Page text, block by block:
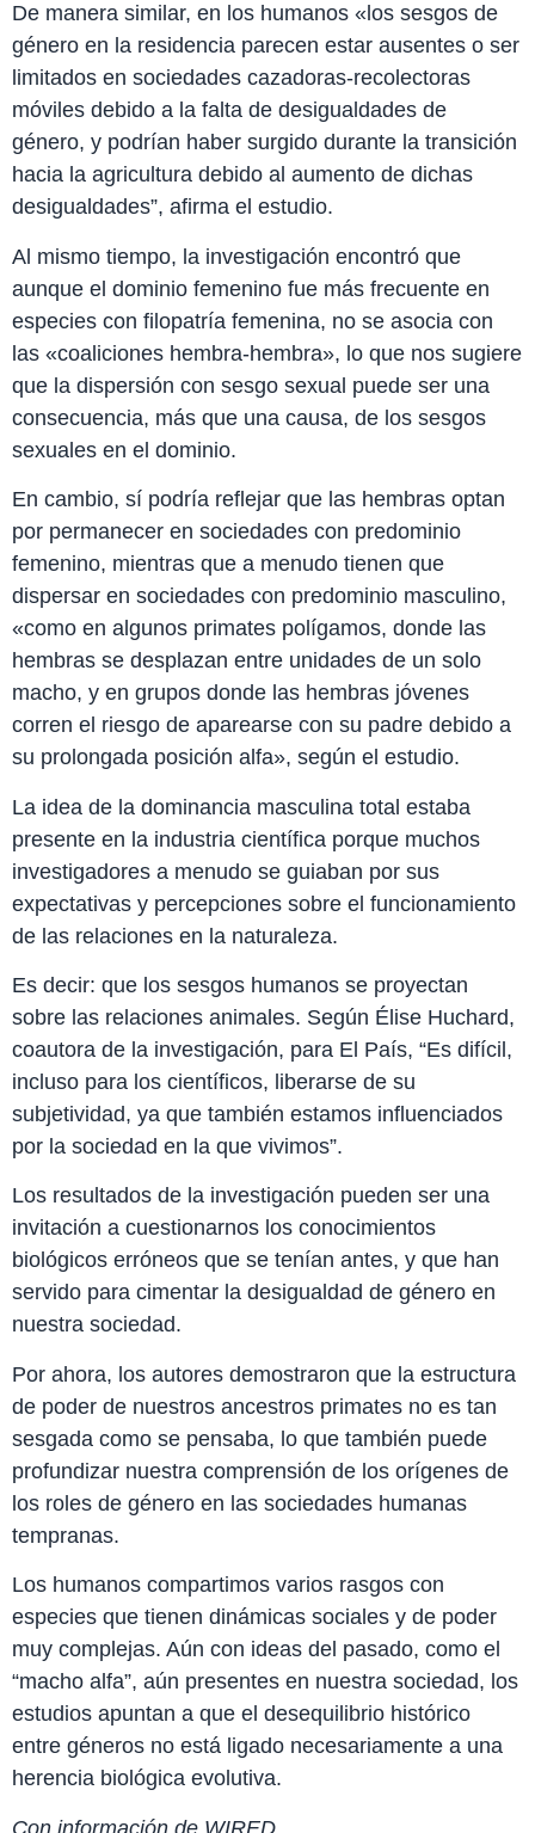
De manera similar, en los humanos «los sesgos de
género en la residencia parecen estar ausentes o ser
limitados en sociedades cazadoras-recolectoras
móviles debido a la falta de desigualdades de
género, y podrían haber surgido durante la transición
hacia la agricultura debido al aumento de dichas
desigualdades”, afirma el estudio.
Al mismo tiempo, la investigación encontró que
aunque el dominio femenino fue más frecuente en
especies con filopatría femenina, no se asocia con
las «coaliciones hembra-hembra», lo que nos sugiere
que la dispersión con sesgo sexual puede ser una
consecuencia, más que una causa, de los sesgos
sexuales en el dominio.
En cambio, sí podría reflejar que las hembras optan
por permanecer en sociedades con predominio
femenino, mientras que a menudo tienen que
dispersar en sociedades con predominio masculino,
«como en algunos primates polígamos, donde las
hembras se desplazan entre unidades de un solo
macho, y en grupos donde las hembras jóvenes
corren el riesgo de aparearse con su padre debido a
su prolongada posición alfa», según el estudio.
La idea de la dominancia masculina total estaba
presente en la industria científica porque muchos
investigadores a menudo se guiaban por sus
expectativas y percepciones sobre el funcionamiento
de las relaciones en la naturaleza.
Es decir: que los sesgos humanos se proyectan
sobre las relaciones animales. Según Élise Huchard,
coautora de la investigación, para El País, “Es difícil,
incluso para los científicos, liberarse de su
subjetividad, ya que también estamos influenciados
por la sociedad en la que vivimos”.
Los resultados de la investigación pueden ser una
invitación a cuestionarnos los conocimientos
biológicos erróneos que se tenían antes, y que han
servido para cimentar la desigualdad de género en
nuestra sociedad.
Por ahora, los autores demostraron que la estructura
de poder de nuestros ancestros primates no es tan
sesgada como se pensaba, lo que también puede
profundizar nuestra comprensión de los orígenes de
los roles de género en las sociedades humanas
tempranas.
Los humanos compartimos varios rasgos con
especies que tienen dinámicas sociales y de poder
muy complejas. Aún con ideas del pasado, como el
“macho alfa”, aún presentes en nuestra sociedad, los
estudios apuntan a que el desequilibrio histórico
entre géneros no está ligado necesariamente a una
herencia biológica evolutiva.
Con información de WIRED